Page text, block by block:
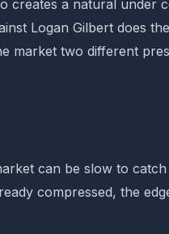
creates a natural under
Logan Gilbert does
market two different
can be slow to
compressed, the